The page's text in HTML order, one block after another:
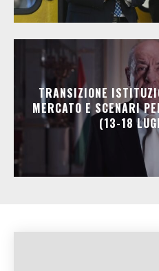
TRANSIZIONE
MERCATO E SCENARI
(13-18